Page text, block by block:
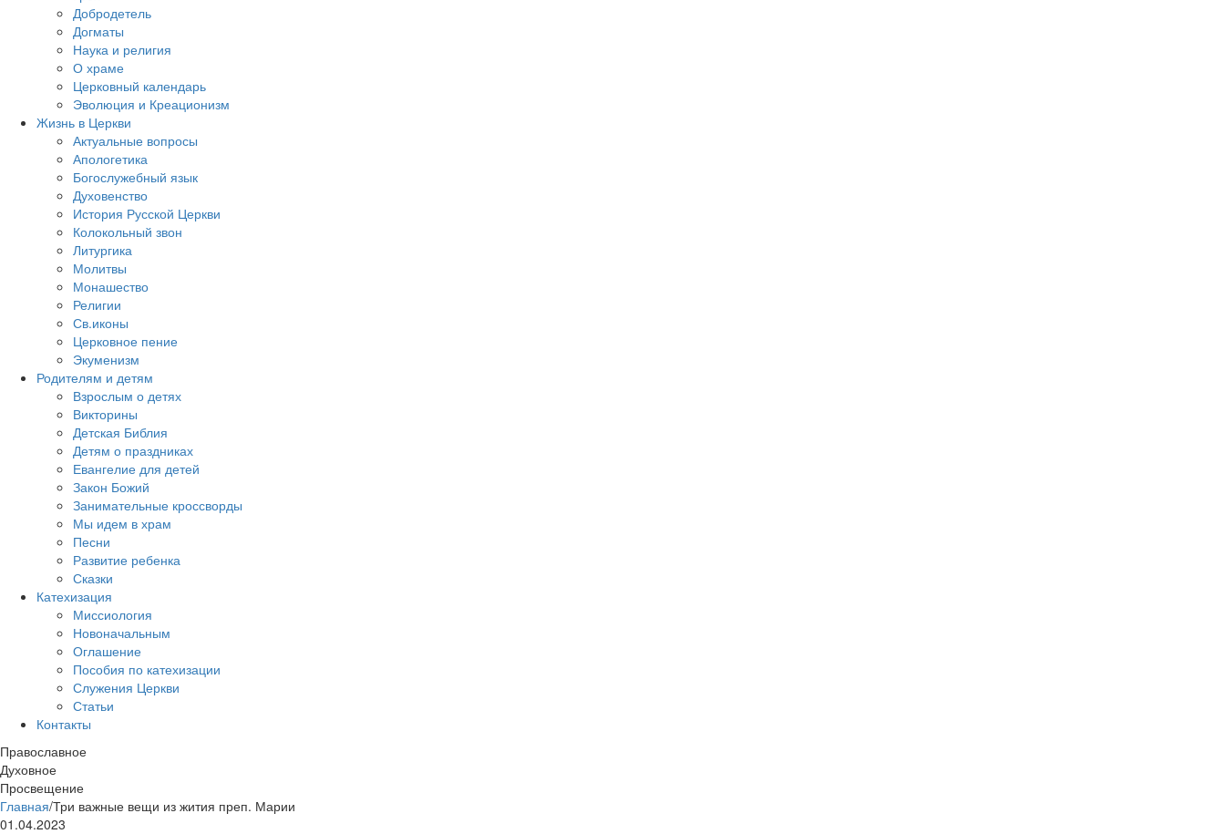
Добродетель
Догматы
Наука и религия
О храме
Церковный календарь
Эволюция и Креационизм
Жизнь в Церкви
Актуальные вопросы
Апологетика
Богослужебный язык
Духовенство
История Русской Церкви
Колокольный звон
Литургика
Молитвы
Монашество
Религии
Св.иконы
Церковное пение
Экуменизм
Родителям и детям
Взрослым о детях
Викторины
Детская Библия
Детям о праздниках
Евангелие для детей
Закон Божий
Занимательные кроссворды
Мы идем в храм
Песни
Развитие ребенка
Сказки
Катехизация
Миссиология
Новоначальным
Оглашение
Пособия по катехизации
Служения Церкви
Статьи
Контакты
Православное
Духовное
Просвещение
Главная/Три важные вещи из жития преп. Марии
01.04.2023